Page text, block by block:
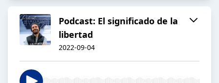
Podcast: El significado de la
libertad
2022-09-04